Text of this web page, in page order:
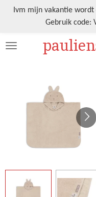
Ga
de
Ivm mijn vakantie
Gebruik code: